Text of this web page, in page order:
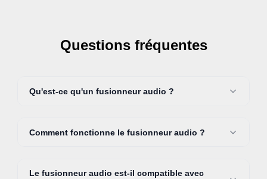
Questions fréquentes
Qu'est-ce qu'un fusionneur audio ?
Comment fonctionne le fusionneur audio ?
Le fusionneur audio est-il compatible avec